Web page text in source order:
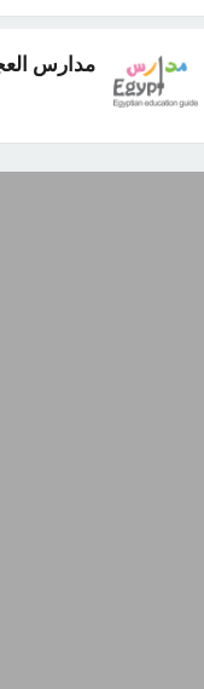
مدارس